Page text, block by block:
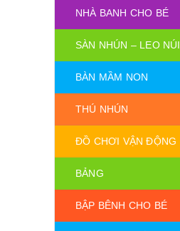
NHÀ BANH CHO BÉ
SÀN NHÚN – LEO NÚI
BÀN MẦM NON
THÚ NHÚN
ĐỒ CHƠI VẬN ĐỘNG
BẢNG
BẬP BÊNH CHO BÉ